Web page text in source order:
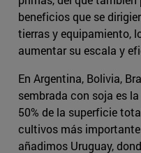
beneficios que se
tierras y equipamiento,
aumentar su escala y
En Argentina, Bolivia,
sembrada con soja es
50% de la superficie
cultivos más
añadimos Uruguay,